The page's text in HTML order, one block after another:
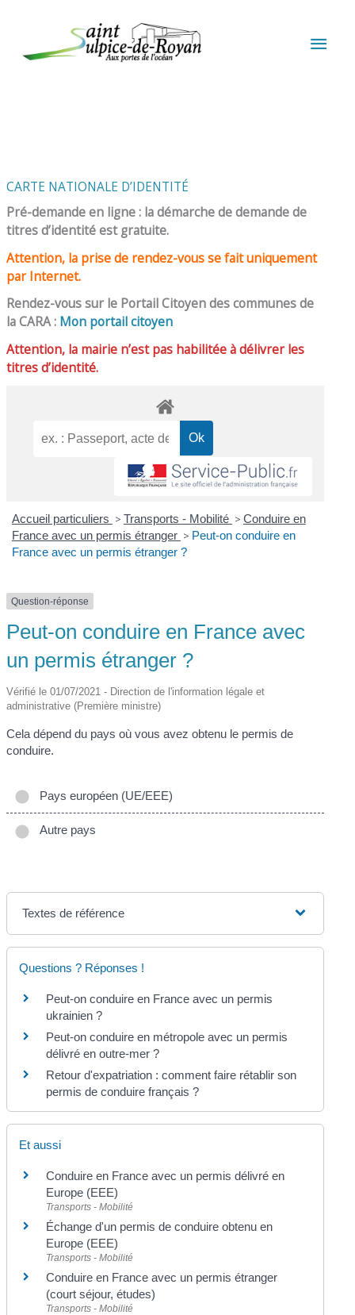
CARTE NATIONALE D’IDENTITÉ
Pré-demande en ligne : la démarche de demande de
titres d’identité est gratuite.
Attention, la prise de rendez-vous se fait uniquement
par Internet.
Rendez-vous sur le Portail Citoyen des communes de
la CARA : Mon portail citoyen
Attention, la mairie n’est pas habilitée à délivrer les
titres d’identité.
Accueil particuliers > Transports - Mobilité > Conduire en
France avec un permis étranger > Peut-on conduire en
France avec un permis étranger ?
Question-réponse
Peut-on conduire en France avec
un permis étranger ?
Vérifié le 01/07/2021 - Direction de l'information légale et
administrative (Première ministre)
Cela dépend du pays où vous avez obtenu le permis de
conduire.
Pays européen (UE/EEE)
Autre pays
Textes de référence
Questions ? Réponses !
Peut-on conduire en France avec un permis
ukrainien ?
Peut-on conduire en métropole avec un permis
délivré en outre-mer ?
Retour d'expatriation : comment faire rétablir son
permis de conduire français ?
Et aussi
Conduire en France avec un permis délivré en
Europe (EEE)
Transports - Mobilité
Échange d'un permis de conduire obtenu en
Europe (EEE)
Transports - Mobilité
Conduire en France avec un permis étranger
(court séjour, études)
Transports - Mobilité